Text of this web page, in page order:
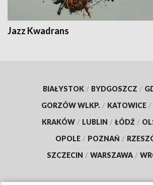
Jazz Kwadrans
BIAŁYSTOK / BYDGOSZCZ /
GORZÓW WLKP. / KATOWICE /
KRAKÓW / LUBLIN / ŁÓDŹ /
OPOLE / POZNAŃ /
SZCZECIN / WARSZAWA /